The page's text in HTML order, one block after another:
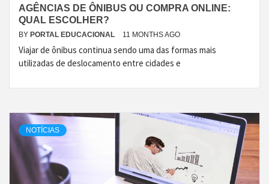
AGÊNCIAS DE ÔNIBUS OU COMPRA ONLINE:
QUAL ESCOLHER?
BY PORTAL EDUCACIONAL 11 MONTHS AGO
Viajar de ônibus continua sendo uma das formas mais
utilizadas de deslocamento entre cidades e
NOTÍCIAS